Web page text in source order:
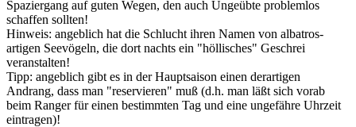
Spaziergang auf guten Wegen, den auch Ungeübte problemlos
schaffen sollten!
Hinweis: angeblich hat die Schlucht ihren Namen von albatros-
artigen Seevögeln, die dort nachts ein "höllisches" Geschrei
veranstalten!
Tipp: angeblich gibt es in der Hauptsaison einen derartigen
Andrang, dass man "reservieren" muß (d.h. man läßt sich vorab
beim Ranger für einen bestimmten Tag und eine ungefähre Uhrzeit
eintragen)!